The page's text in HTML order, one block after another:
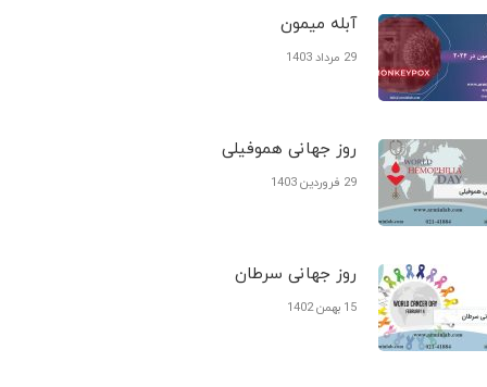
آبله میمون
29 مرداد 1403
روز جهانی هموفیلی
29 فروردین 1403
روز جهانی سرطان
15 بهمن 1402